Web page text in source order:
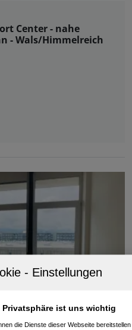
Center - nahe
- Wals/Himmelreich
Privatsphäre ist uns wichtig
die Dienste dieser Webseite